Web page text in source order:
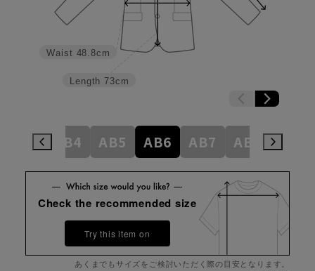
Length 73cm
Waist 48.8cm
AB4 AB5 AB6 AB7 AB8
Check the recommended size
Try this item on
あくまでもサイズをご検討いただく際の目安となります。